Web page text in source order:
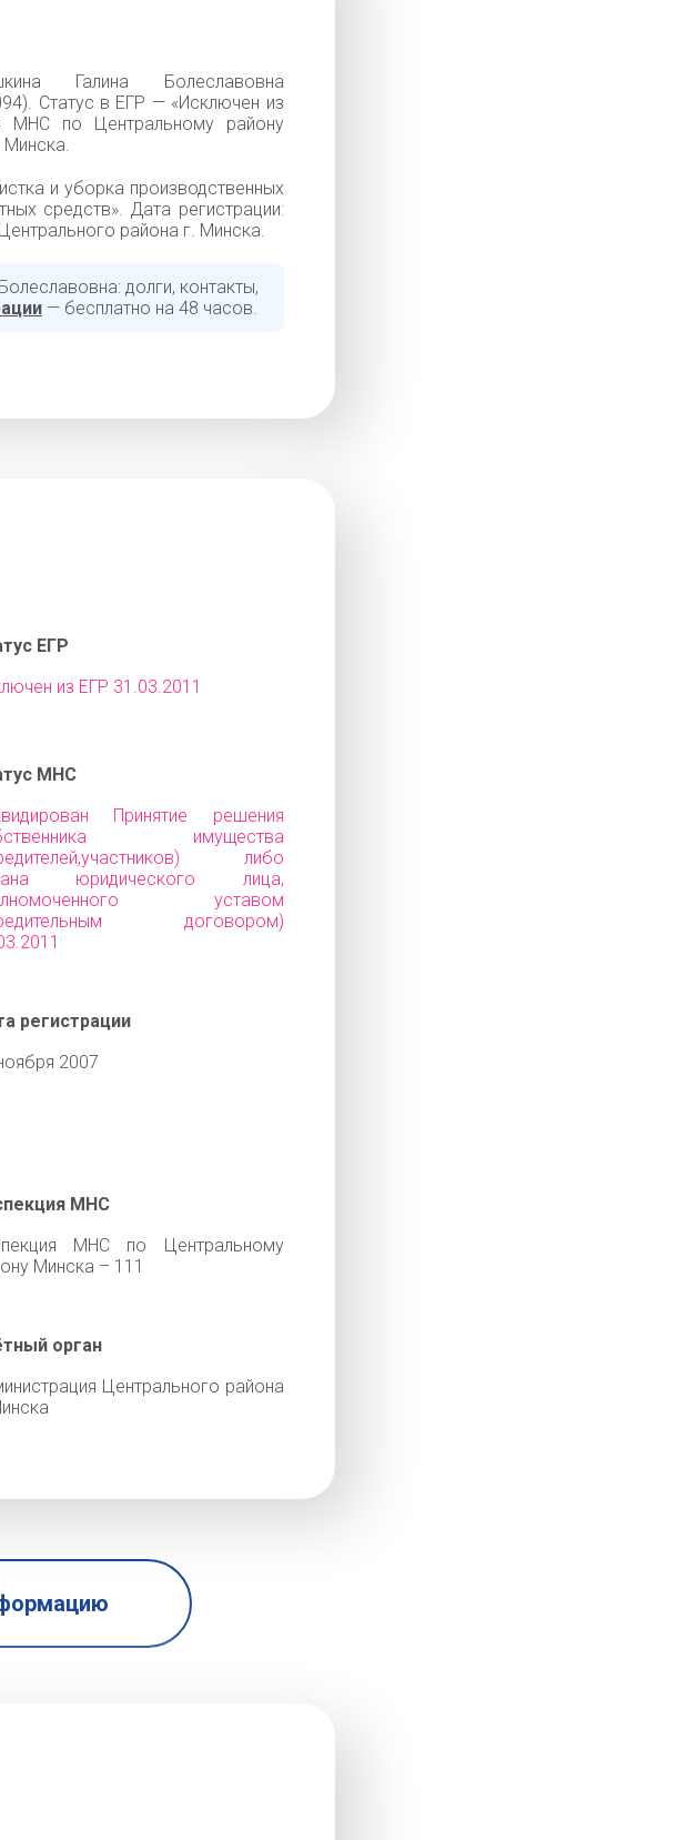
Галина Болеславовна
Статус в ЕГР — «Исключен из
МНС по Центральному району
Минска.
и уборка производственных
средств». Дата регистрации:
района г. Минска.
долги, контакты,
— бесплатно на 48 часов.
ЕГР
из ЕГР 31.03.2011
МНС
Принятие решения
имущества
либо
юридического лица,
уставом
договором)
регистрации
2007
МНС
МНС по Центральному
Минска – 111
орган
Центрального района